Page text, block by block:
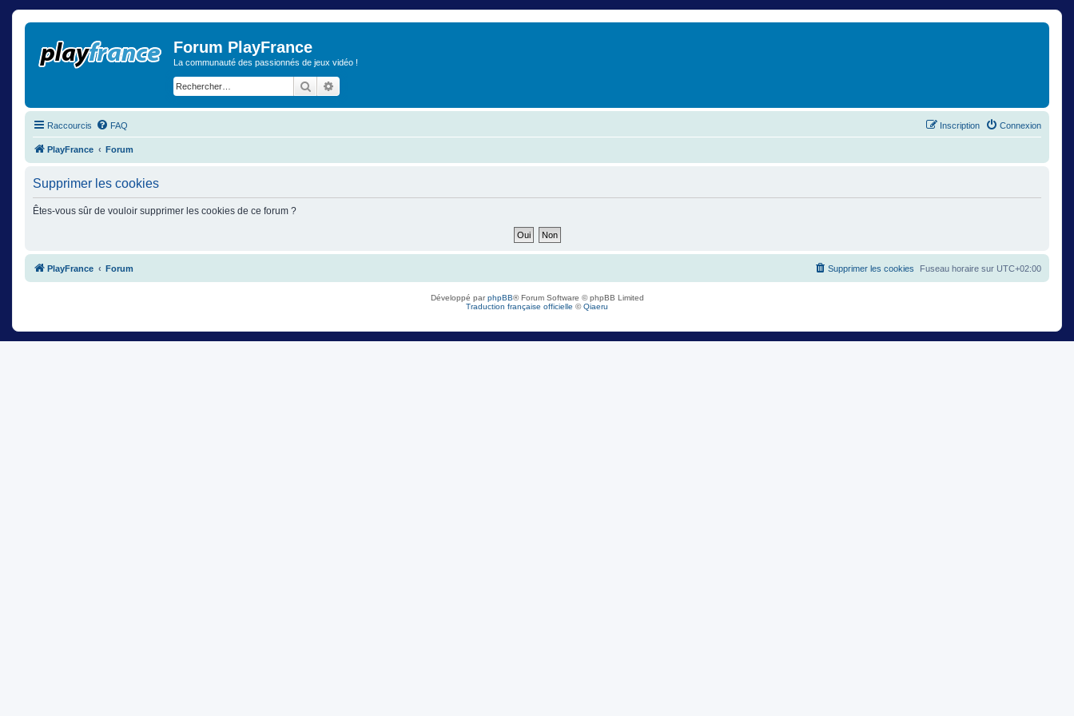
Forum PlayFrance
La communauté des passionnés de jeux vidéo !
Rechercher
Raccourcis FAQ Connexion
Inscription
PlayFrance Forum
Supprimer les cookies
Êtes-vous sûr de vouloir supprimer les cookies de ce forum ?
PlayFrance Forum Fuseau horaire sur UTC+02:00
Supprimer les cookies
Développé parphpBB® Forum Software © phpBB Limited
Traduction française officielle ©Qiaeru